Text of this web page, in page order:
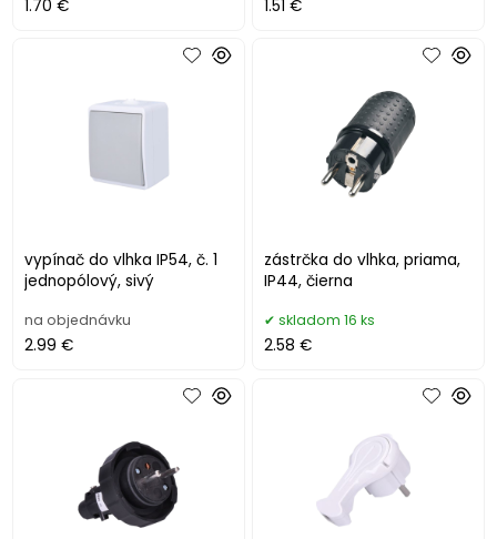
1.70 € 1.51 €
vypínač do vlhka IP54, č. 1
jednopólový, sivý
na objednávku
2.99 €
zástrčka do vlhka, priama,
IP44, čierna
skladom 16 ks
2.58 €